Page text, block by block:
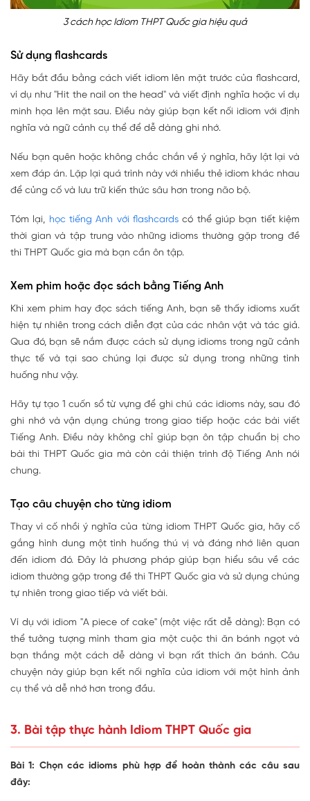
3 cách học Idiom THPT Quốc gia hiệu quả
Sử dụng flashcards
Hãy bắt đầu bằng cách viết idiom lên mặt trước của flashcard,
ví dụ như "Hit the nail on the head" và viết định nghĩa hoặc ví dụ
minh họa lên mặt sau. Điều này giúp bạn kết nối idiom với định
nghĩa và ngữ cảnh cụ thể để dễ dàng ghi nhớ.
Nếu bạn quên hoặc không chắc chắn về ý nghĩa, hãy lật lại và
xem đáp án. Lặp lại quá trình này với nhiều thẻ idiom khác nhau
để củng cố và lưu trữ kiến thức sâu hơn trong não bộ.
Tóm lại, học tiếng Anh với flashcards có thể giúp bạn tiết kiệm
thời gian và tập trung vào những idioms thường gặp trong đề
thi THPT Quốc gia mà bạn cần ôn tập.
Xem phim hoặc đọc sách bằng Tiếng Anh
Khi xem phim hay đọc sách tiếng Anh, bạn sẽ thấy idioms xuất
hiện tự nhiên trong cách diễn đạt của các nhân vật và tác giả.
Qua đó, bạn sẽ nắm được cách sử dụng idioms trong ngữ cảnh
thực tế và tại sao chúng lại được sử dụng trong những tình
huống như vậy.
Hãy tự tạo 1 cuốn sổ từ vựng để ghi chú các idioms này, sau đó
ghi nhớ và vận dụng chúng trong giao tiếp hoặc các bài viết
Tiếng Anh. Điều này không chỉ giúp bạn ôn tập chuẩn bị cho
bài thi THPT Quốc gia mà còn cải thiện trình độ Tiếng Anh nói
chung.
Tạo câu chuyện cho từng idiom
Thay vì cố nhồi ý nghĩa của từng idiom THPT Quốc gia, hãy cố
gắng hình dung một tình huống thú vị và đáng nhớ liên quan
đến idiom đó. Đây là phương pháp giúp bạn hiểu sâu về các
idiom thường gặp trong đề thi THPT Quốc gia và sử dụng chúng
tự nhiên trong giao tiếp và viết bài.
Ví dụ với idiom "A piece of cake" (một việc rất dễ dàng): Bạn có
thể tưởng tượng mình tham gia một cuộc thi ăn bánh ngọt và
bạn thắng một cách dễ dàng vì bạn rất thích ăn bánh. Câu
chuyện này giúp bạn kết nối nghĩa của idiom với một hình ảnh
cụ thể và dễ nhớ hơn trong đầu.
3. Bài tập thực hành Idiom THPT Quốc gia
Bài 1: Chọn các idioms phù hợp để hoàn thành các câu sau
đây: